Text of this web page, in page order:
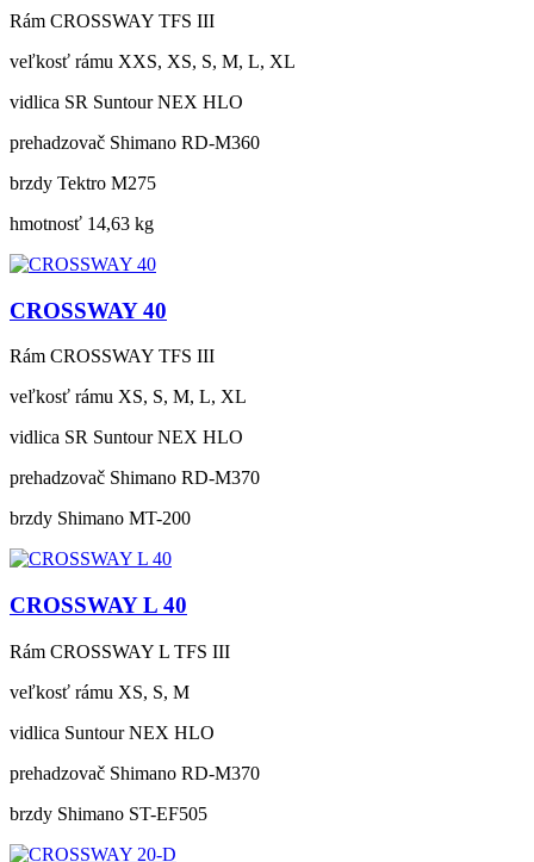
Rám CROSSWAY TFS III
veľkosť rámu XXS, XS, S, M, L, XL
vidlica SR Suntour NEX HLO
prehadzovač Shimano RD-M360
brzdy Tektro M275
hmotnosť 14,63 kg
CROSSWAY 40
Rám CROSSWAY TFS III
veľkosť rámu XS, S, M, L, XL
vidlica SR Suntour NEX HLO
prehadzovač Shimano RD-M370
brzdy Shimano MT-200
CROSSWAY L 40
Rám CROSSWAY L TFS III
veľkosť rámu XS, S, M
vidlica Suntour NEX HLO
prehadzovač Shimano RD-M370
brzdy Shimano ST-EF505